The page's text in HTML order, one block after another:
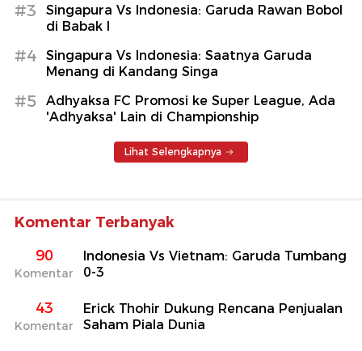
#3
Singapura Vs Indonesia: Garuda Rawan Bobol
di Babak I
#4
Singapura Vs Indonesia: Saatnya Garuda
Menang di Kandang Singa
#5
Adhyaksa FC Promosi ke Super League, Ada
'Adhyaksa' Lain di Championship
Lihat Selengkapnya
Komentar Terbanyak
90
Komentar
Indonesia Vs Vietnam: Garuda Tumbang
0-3
43
Komentar
Erick Thohir Dukung Rencana Penjualan
Saham Piala Dunia